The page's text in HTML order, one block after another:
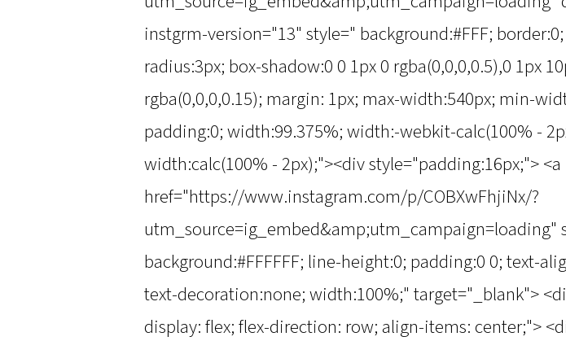
instgrm-version="13" style=" background:#FFF;
radius:3px; box-shadow:0 0 1px 0 rgba(0,0,0,0.5),0 1px
rgba(0,0,0,0.15); margin: 1px; max-width:540px; min-
padding:0; width:99.375%; width:-webkit-calc(100% -
width:calc(100% - 2px);"><div style="padding:16px;"> <a
href="https://www.instagram.com/p/COBXwFhjiNx/?
utm_source=ig_embed&amp;utm_campaign=loading"
background:#FFFFFF; line-height:0; padding:0 0; text-
text-decoration:none; width:100%;" target="_blank">
display: flex; flex-direction: row; align-items: center;">